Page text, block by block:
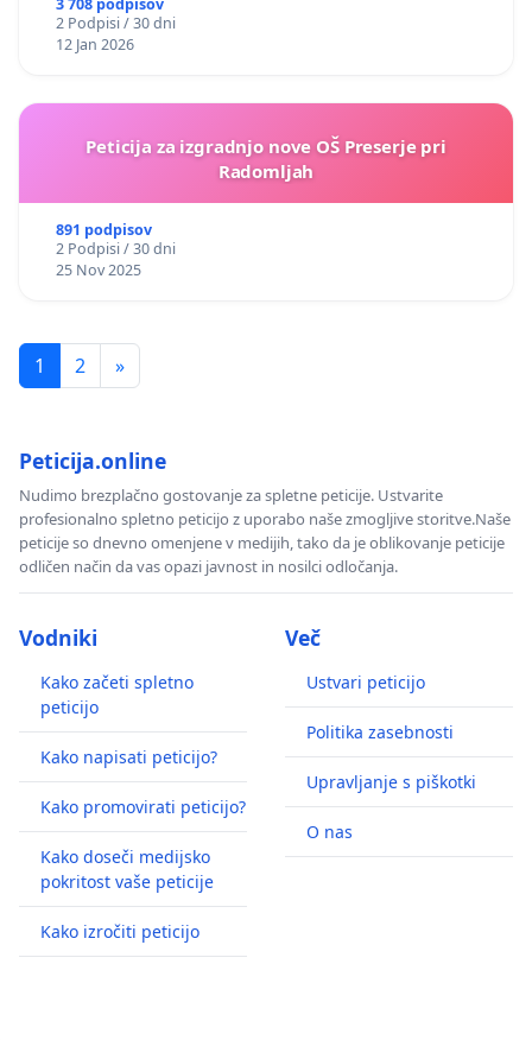
2 Podpisi / 30 dni
12 Jan 2026
Peticija za izgradnjo nove OŠ Preserje pri
Radomljah
891 podpisov
2 Podpisi / 30 dni
25 Nov 2025
1 2 »
Peticija.online
Nudimo brezplačno gostovanje za spletne peticije. Ustvarite
profesionalno spletno peticijo z uporabo naše zmogljive storitve.Naše
peticije so dnevno omenjene v medijih, tako da je oblikovanje peticije
odličen način da vas opazi javnost in nosilci odločanja.
Vodniki
Kako začeti spletno
peticijo
Kako napisati peticijo?
Kako promovirati peticijo?
Kako doseči medijsko
pokritost vaše peticije
Kako izročiti peticijo
Več
Ustvari peticijo
Politika zasebnosti
Upravljanje s piškotki
O nas